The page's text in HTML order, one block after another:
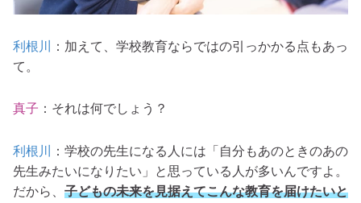
利根川
：加えて、学校教育ならではの引っかかる点もあっ
て。
真子 ：それは何でしょう？
利根川
：学校の先生になる人には「自分もあのときのあの
先生みたいになりたい」と思っている人が多いんですよ。
だから、 子どもの未来を見据えてこんな教育を届けたいと